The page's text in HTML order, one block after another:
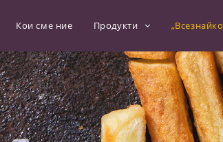
Кои сме ние Продукти